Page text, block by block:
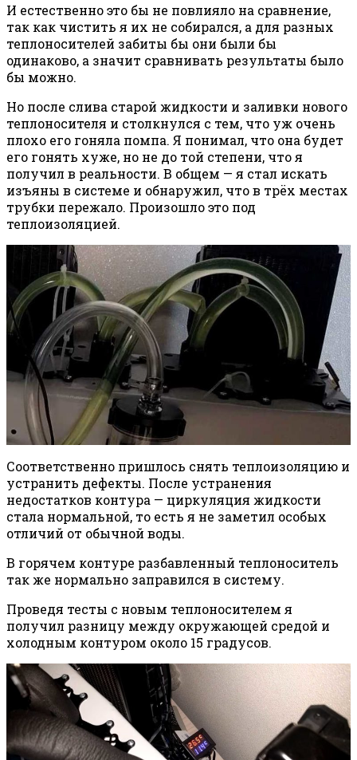
И естественно это бы не повлияло на сравнение,
так как чистить я их не собирался, а для разных
теплоносителей забиты бы они были бы
одинаково, а значит сравнивать результаты было
бы можно.
Но после слива старой жидкости и заливки нового
теплоносителя и столкнулся с тем, что уж очень
плохо его гоняла помпа. Я понимал, что она будет
его гонять хуже, но не до той степени, что я
получил в реальности. В общем — я стал искать
изъяны в системе и обнаружил, что в трёх местах
трубки пережало. Произошло это под
теплоизоляцией.
Соответственно пришлось снять теплоизоляцию и
устранить дефекты. После устранения
недостатков контура — циркуляция жидкости
стала нормальной, то есть я не заметил особых
отличий от обычной воды.
В горячем контуре разбавленный теплоноситель
так же нормально заправился в систему.
Проведя тесты с новым теплоносителем я
получил разницу между окружающей средой и
холодным контуром около 15 градусов.